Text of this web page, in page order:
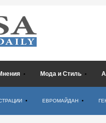
Мода и Стиль
ЕВРОМАЙДАН